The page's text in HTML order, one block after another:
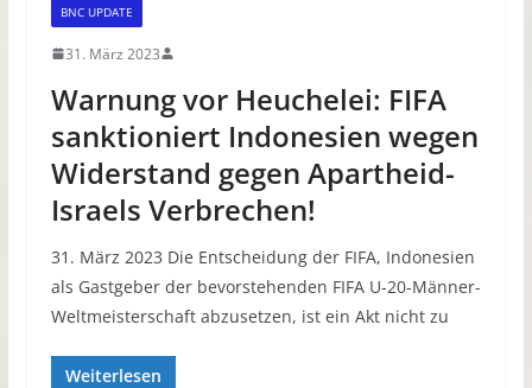
BNC UPDATE
31. März 2023
Warnung vor Heuchelei: FIFA
sanktioniert Indonesien wegen
Widerstand gegen Apartheid-
Israels Verbrechen!
31. März 2023 Die Entscheidung der FIFA, Indonesien
als Gastgeber der bevorstehenden FIFA U-20-Männer-
Weltmeisterschaft abzusetzen, ist ein Akt nicht zu
Weiterlesen